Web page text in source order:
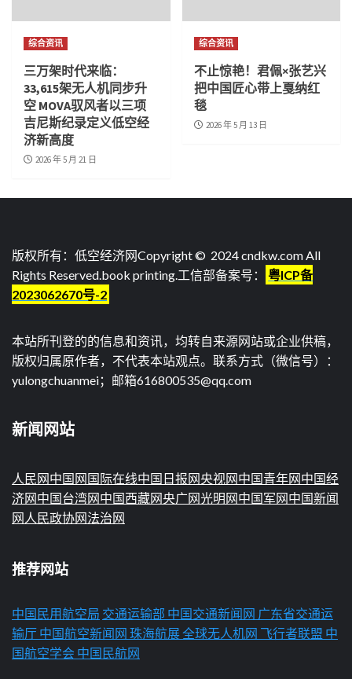
综合资讯
三万架时代来临：
33,615架无人机同步升
空 MOVA驭风者以三项
吉尼斯纪录定义低空经
济新高度
2026 年 5 月 21 日
综合资讯
不止惊艳！君佩×张艺兴
把中国匠心带上戛纳红
毯
2026 年 5 月 13 日
版权所有：低空经济网Copyright © 2024 cndkw.com All
Rights Reserved.book printing.工信部备案号：
粤ICP备
2023062670号-2
本站所刊登的的信息和资讯，均转自来源网站或企业供稿，
版权归属原作者，不代表本站观点。联系方式（微信号）：
yulongchuanmei；邮箱616800535@qq.com
新闻网站
人民网中国网 国际在线中国日报网央视网中国青年网中国经
济网中国台湾网中国西藏网央广网光明网中国军网中国新闻
网 人民政协网法治网
推荐网站
中国民用航空局 交通运输部 中国交通新闻网 广东省交通运
输厅 中国航空新闻网 珠海航展全球无人机网 飞行者联盟 中
国航空学会 中国民航网